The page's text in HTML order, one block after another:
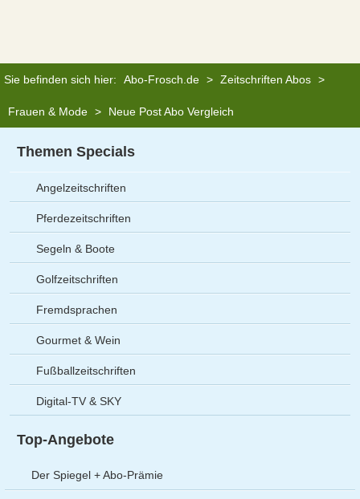
Sie befinden sich hier: Abo-Frosch.de > Zeitschriften Abos >
Frauen & Mode > Neue Post Abo Vergleich
Themen Specials
Angelzeitschriften
Pferdezeitschriften
Segeln & Boote
Golfzeitschriften
Fremdsprachen
Gourmet & Wein
Fußballzeitschriften
Digital-TV & SKY
Top-Angebote
Der Spiegel + Abo-Prämie